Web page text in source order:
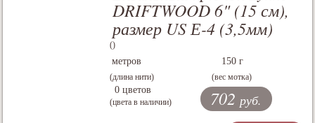
DRIFTWOOD 6" (15 см),
размер US Е-4 (3,5мм)
()
метров
(длина нити)
150 г
(вес мотка)
0 цветов
(цвета в наличии) 702 руб.